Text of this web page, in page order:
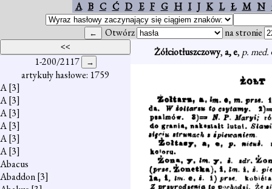
A B C Ć D E F G H I J K L Ł M N
Otwórz na stronie
1-200/2117
artykuły hasłowe: 1759
A[3]
A[3]
A[3]
A[3]
A[3]
A[3]
Abacus
Abaddon[3]
Żółciotłuszczowy,a, e, p. med.